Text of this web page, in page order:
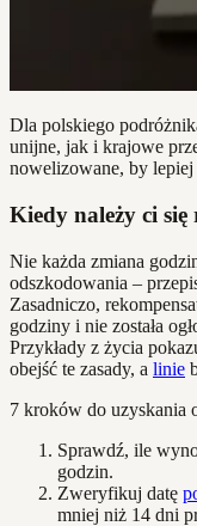
Dla polskiego
unijne, jak i krajowe
nowelizowane, by
Kiedy należy ci się
Nie każda zmiana
odszkodowania –
Zasadniczo,
godziny i nie została
Przykłady z życia
obejść te zasady, a linie
7 kroków do uzyskania
Sprawdź, ile
godzin.
Zweryfikuj datę
mniej niż 14 dni